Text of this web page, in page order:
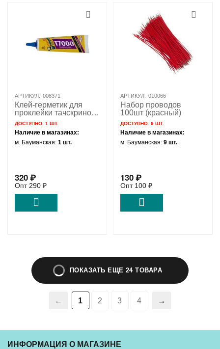
АРТИКУЛ: 008371
Клей-герметик для
проклейки тачскринов
черный Mechanic
T7000 50мл
ДОСТУПНО:1 ШТ.
Наличие в магазинах:
м. Бауманская:1 шт.
320₽
Опт 290 ₽
АРТИКУЛ: 010066
Набор проводов
100шт (красный)
ДОСТУПНО:9 ШТ.
Наличие в магазинах:
м. Бауманская:9 шт.
130₽
Опт 100 ₽
ПОКАЗАТЬ ЕЩЕ 24 ТОВАРА
1 2 3 4
ИНФОРМАЦИЯ О МАГАЗИНЕ